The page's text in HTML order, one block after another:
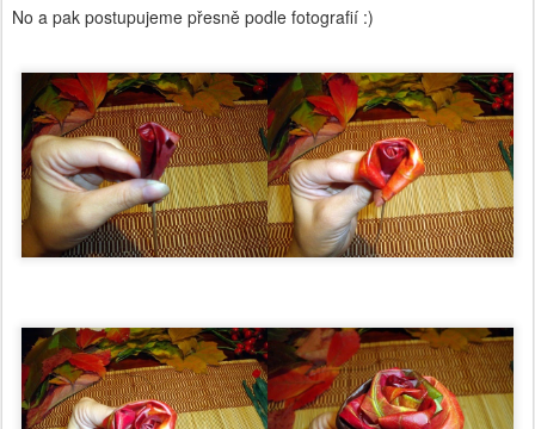
No a pak postupujeme přesně podle fotografií :)